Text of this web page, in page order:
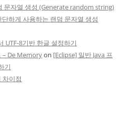
문자열 생성 (Generate random string)
단하게 사용하는 랜덤 문자열 생성
UTF-8기반 한글 설정하기
– De Memoryon [Eclipse] 일반 Java 프
기
차이점